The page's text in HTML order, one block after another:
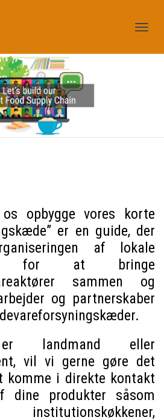
opbygge vores korte
er en guide, der
af lokale
for at bringe
sammen og
og partnerskaber
landmand eller
vil vi gerne gøre det
komme i direkte kontakt
dine produkter såsom